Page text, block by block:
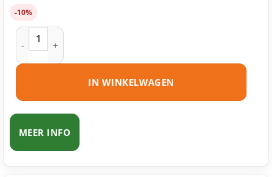
-10%
Brother LC900 BK inktcartridge zwart huismerk aantal
IN WINKELWAGEN
MEER INFO